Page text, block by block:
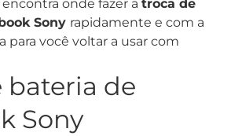
onde fazer a troca de
Sony rapidamente e com a
para você voltar a usar com
bateria de
Sony